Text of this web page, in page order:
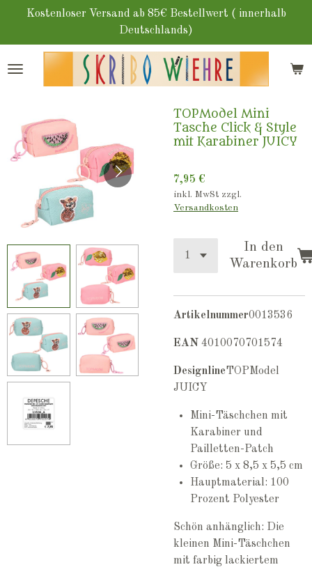
Zum
springen
Kostenloser Versand ab 85€ Bestellwert ( innerhalb
Deutschlands)
TOPModel Mini
Tasche Click & Style
mit Karabiner JUICY
7,95 €
inkl. MwSt zzgl.
Versandkosten
In den
Warenkorb
Artikelnummer0013536
EAN 4010070701574
DesignlineTOPModel
JUICY
Mini-Täschchen mit
Karabiner und
Pailletten-Patch
Größe: 5 x 8,5 x 5,5 cm
Hauptmaterial: 100
Prozent Polyester
Schön anhänglich: Die
kleinen Mini-Täschchen
mit farbig lackiertem